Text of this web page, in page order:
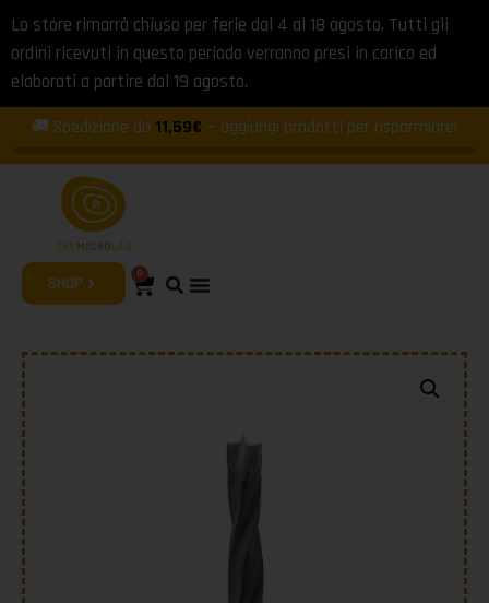
Lo store rimarrà chiuso per ferie dal 4 al 18 agosto. Tutti gli
ordini ricevuti in questo periodo verranno presi in carico ed
elaborati a partire dal 19 agosto.
🚚 Spedizione da 11,59€ — aggiungi prodotti per risparmiare!
SHOP 0